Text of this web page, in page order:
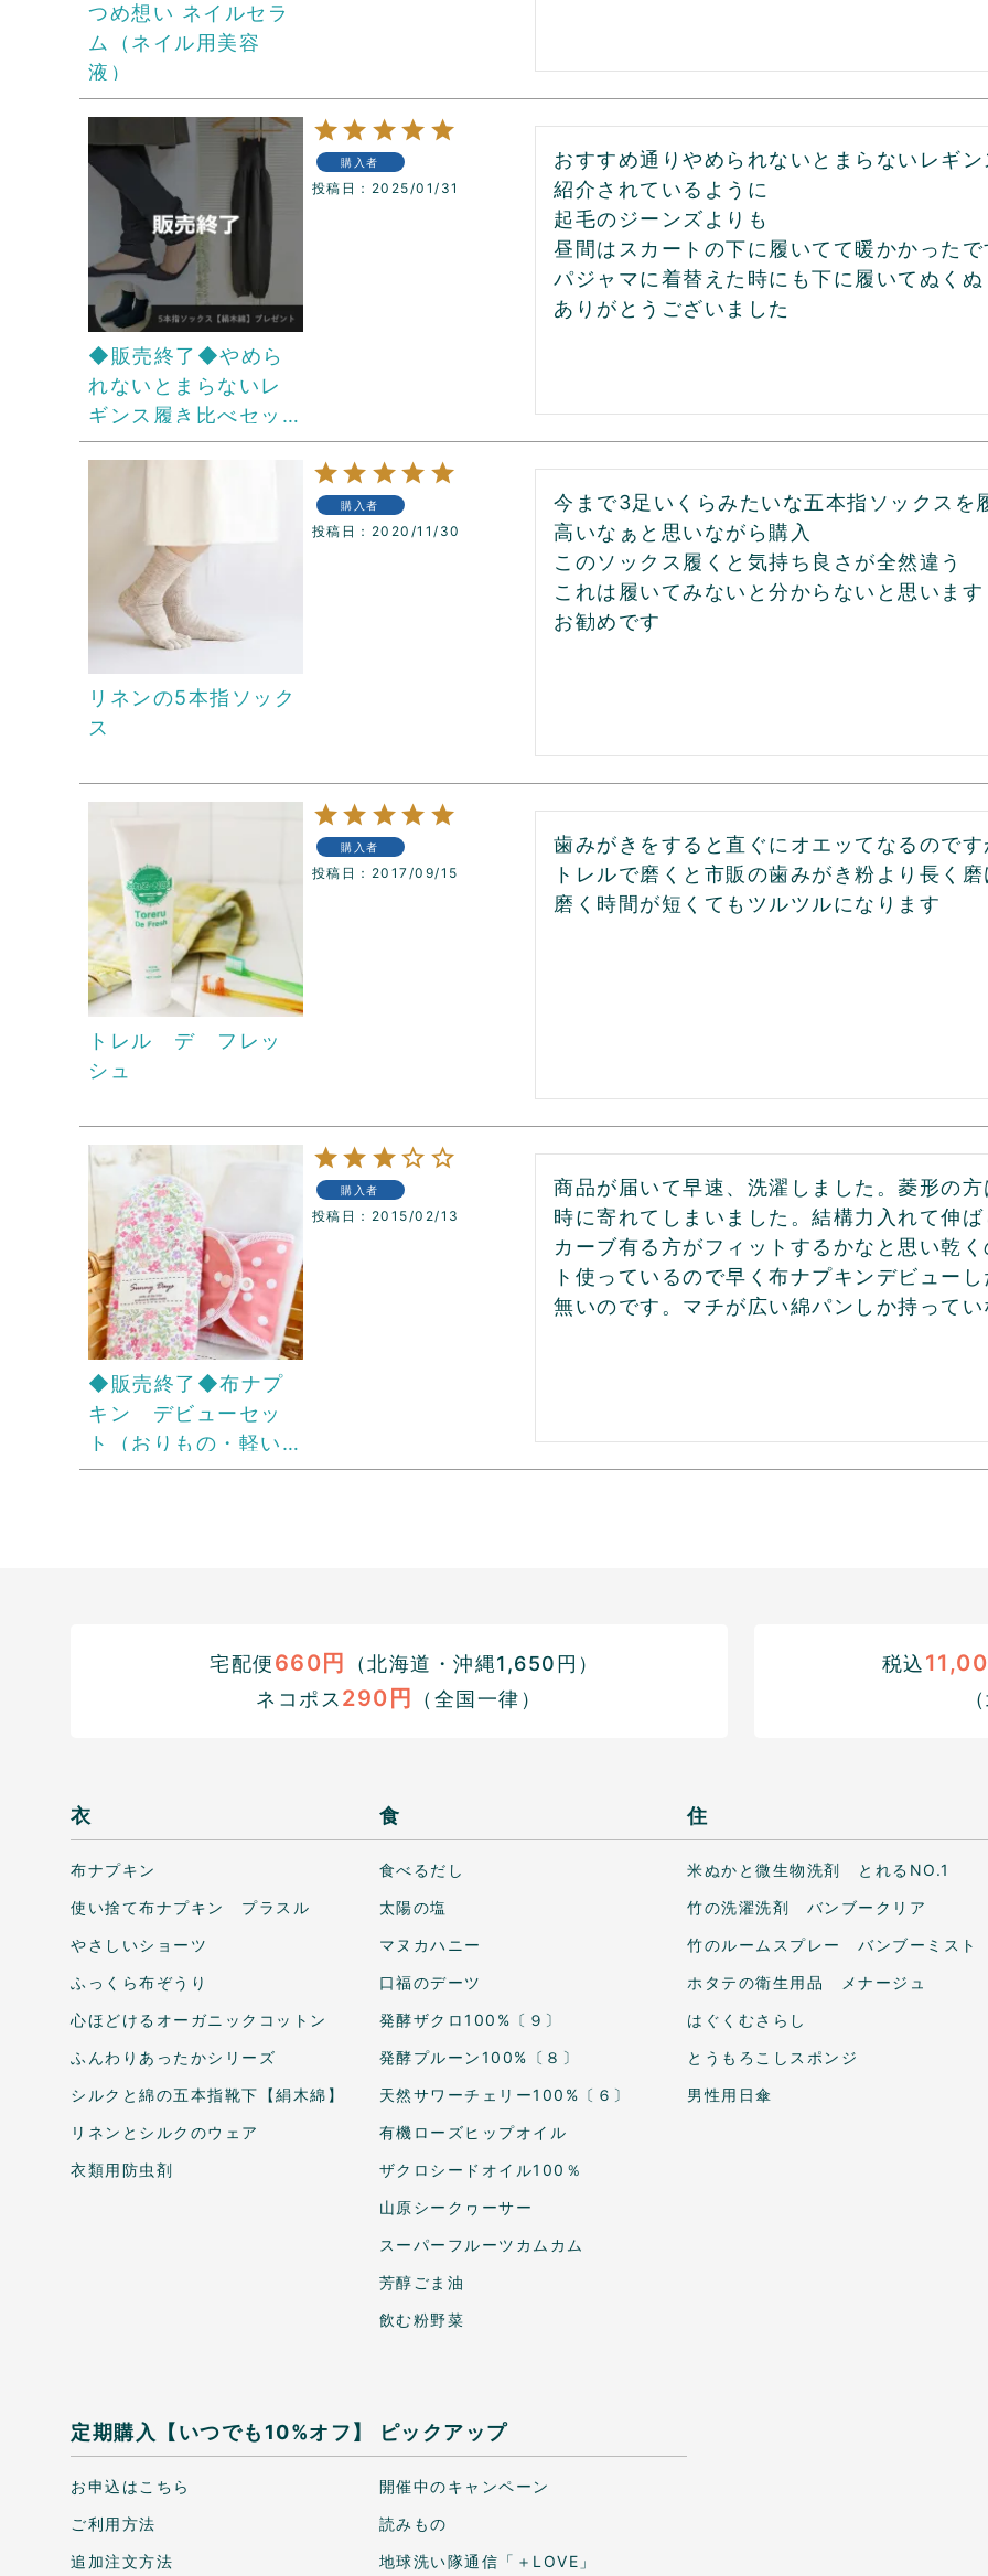
つめ想い ネイルセラ
ム（ネイル用美容
液）
◆販売終了◆やめら
れないとまらないレ
ギンス履き比べセッ
ト
購入者
投稿日 2025/01/31
おすすめ通りやめられないとまらないレギン
紹介されているように
起毛のジーンズよりも
昼間はスカートの下に履いてて暖かかったで
パジャマに着替えた時にも下に履いてぬく
ありがとうございました
リネンの5本指ソック
ス
購入者
投稿日 2020/11/30
今まで3足いくらみたいな五本指ソックスを
高いなぁと思いながら購入
このソックス履くと気持ち良さが全然違う
これは履いてみないと分からないと思います
お勧めです
トレル デ フレッ
シュ
購入者
投稿日 2017/09/15
歯みがきをすると直ぐにオエッてなるのです
トレルで磨くと市販の歯みがき粉より長く磨
磨く時間が短くてもツルツルになります
◆販売終了◆布ナプ
キン デビューセッ
ト（おりもの・軽い
日用）★
購入者
投稿日 2015/02/13
商品が届いて早速、洗濯しました。菱形の
時に寄れてしまいました。結構力入れて伸
カーブ有る方がフィットするかなと思い乾
ト使っているので早く布ナプキンデビュー
無いのです。マチが広い綿パンしか持って
宅配便660円
（北海道・沖縄1,650円）
ネコポス290円 （全国一律）
税込
衣
布ナプキン
使い捨て布ナプキン プラスル
やさしいショーツ
ふっくら布ぞうり
心ほどけるオーガニックコットン
ふんわりあったかシリーズ
シルクと綿の五本指靴下【絹木綿】
リネンとシルクのウェア
衣類用防虫剤
食
食べるだし
太陽の塩
マヌカハニー
口福のデーツ
発酵ザクロ100%〔９〕
発酵プルーン100%〔８〕
天然サワーチェリー100%〔６〕
有機ローズヒップオイル
ザクロシードオイル100％
山原シークヮーサー
スーパーフルーツカムカム
芳醇ごま油
飲む粉野菜
住
米ぬかと微生物洗剤 とれるNO.1
竹の洗濯洗剤 バンブークリア
竹のルームスプレー バンブーミスト
ホタテの衛生用品 メナージュ
はぐくむさらし
とうもろこしスポンジ
男性用日傘
定期購入【いつでも10%オフ】
お申込はこちら
ご利用方法
追加注文方法
ピックアップ
開催中のキャンペーン
読みもの
地球洗い隊通信「＋LOVE」